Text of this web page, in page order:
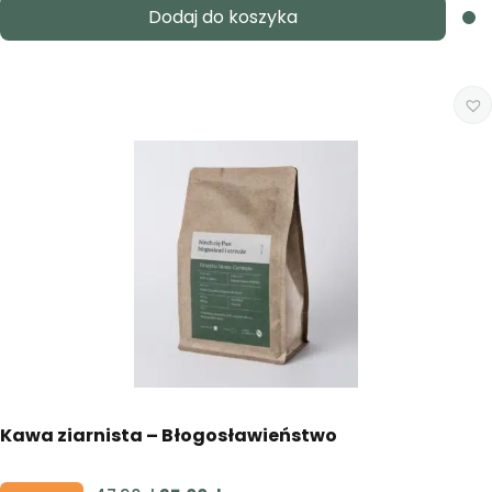
wynosiła:
47,90zł.
wynosi:
35,00zł.
Dodaj do koszyka
Kawa ziarnista – Błogosławieństwo